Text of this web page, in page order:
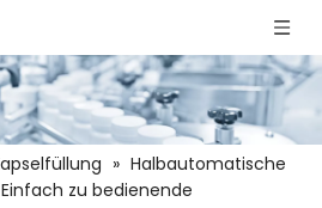
» Halbautomatische
Einfach zu bedienende